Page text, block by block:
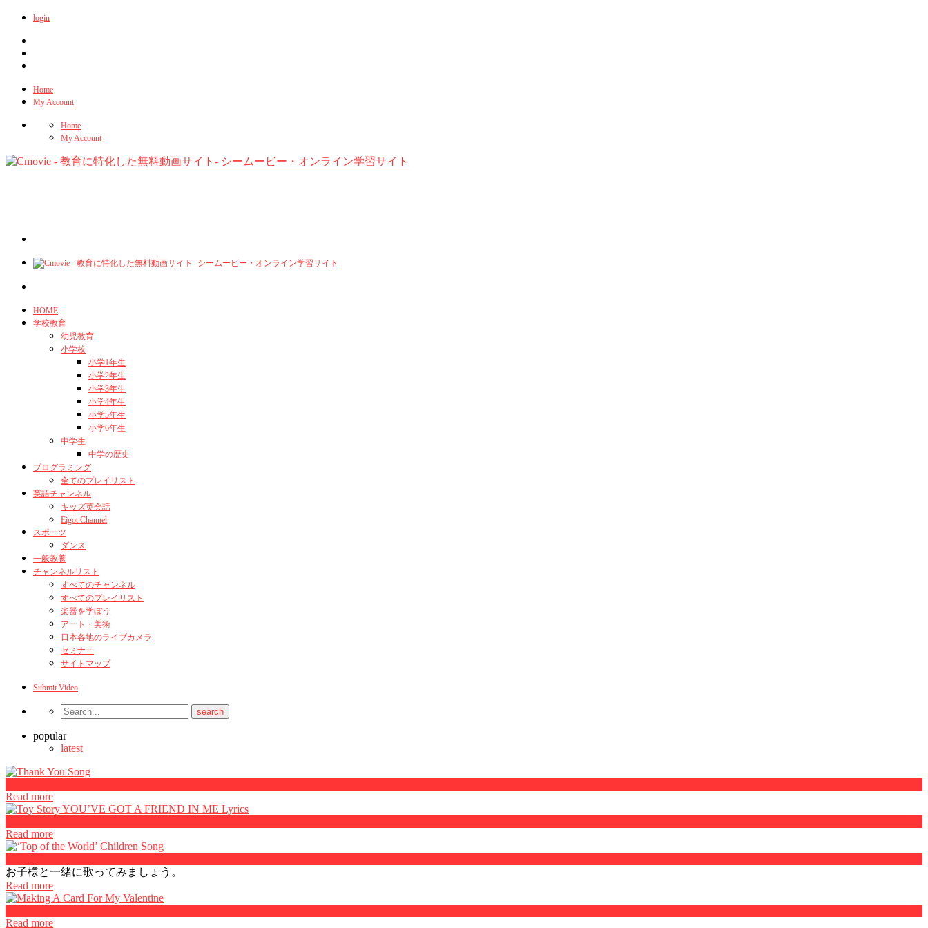
login
Home
My Account
Home
My Account
HOME
学校教育
幼児教育
小学校
小学1年生
小学2年生
小学3年生
小学4年生
小学5年生
小学6年生
中学生
中学の歴史
プログラミング
全てのプレイリスト
英語チャンネル
キッズ英会話
Eigot Channel
スポーツ
ダンス
一般教養
チャンネルリスト
すべてのチャンネル
すべてのプレイリスト
楽器を学ぼう
アート・美術
日本各地のライブカメラ
セミナー
サイトマップ
Submit Video
popular
latest
Read more
Read more
お子様と一緒に歌ってみましょう。
Read more
Read more